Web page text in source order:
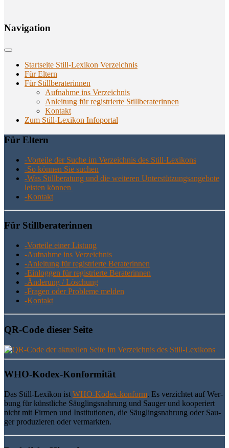
Navi­ga­ti­on
Startseite Still-Lexikon Verzeichnis
Für Eltern
Für Stillberaterinnen
Aufnahme ins Verzeichnis
Anlei­tung für regis­trier­te Stillberaterinnen
Kon­takt
Zum Still-Lexikon Infoportal
Für Eltern
-Vor­tei­le der Suche im Ver­zeich­nis des Still-Lexikons
-So kön­nen Sie suchen
-Was Still­be­ra­tung und die wei­te­ren Unter­stüt­zungs­an­ge­bo­te
leis­ten können
-Kon­takt
Für Still­be­ra­te­rin­nen
-Vor­tei­le einer Listung
-Auf­nah­me ins Verzeichnis
-Anlei­tung für regis­trier­te Beraterinnen
-Ein­log­gen für regis­trier­te Beraterinnen
-Ände­rung / Löschung
-Fra­gen oder Pro­ble­me melden
-Kon­takt
QR-Code die­ser Seite
WHO-Kodex-Kon­for­mi­tät
Das Still-Lexi­kon ist WHO-Kodex-kon­form. Es ver­zich­tet auf Wer­
bung für künst­li­che Säug­lings­nah­rung und Sau­ger und koope­riert
nicht mit Fir­men und Insti­tu­tio­nen, die Säug­lings­nah­rung oder Sau­
ger pro­du­zie­ren oder vermarkten.